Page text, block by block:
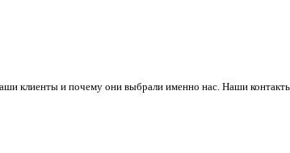
клиенты и почему они выбрали именно нас. Наши